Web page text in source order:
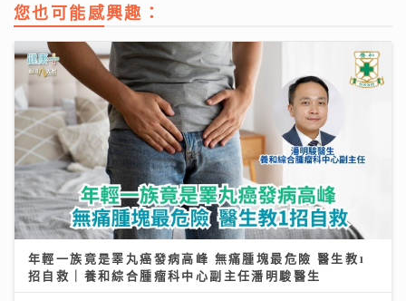
您也可能感興趣：
年輕一族竟是睪丸癌發病高峰 無痛腫塊最危險 醫生教1
招自救｜養和綜合腫瘤科中心副主任潘明駿醫生